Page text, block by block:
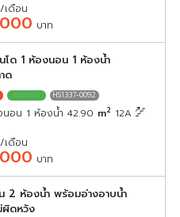
/เดือน
บาท
โด 1 ห้องนอน 1 ห้องน้ำ
ด
HS1337-0092
นอน 1 ห้องน้ำ 42.90 m2 12A
/เดือน
บาท
2 ห้องน้ำ พร้อมอ่างอาบน้ำ
ผิดหวัง